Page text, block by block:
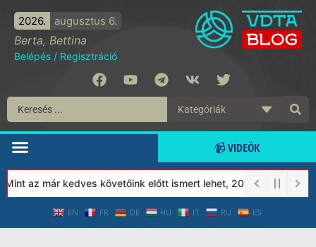
2026. augusztus 6.
Berta, Bettina
Belépés / Regisztráció
📹 VIDEÓK
már kedves követőink előtt ismert lehet, 2023-tól a Védett
EN FR DE HU IT RU ES